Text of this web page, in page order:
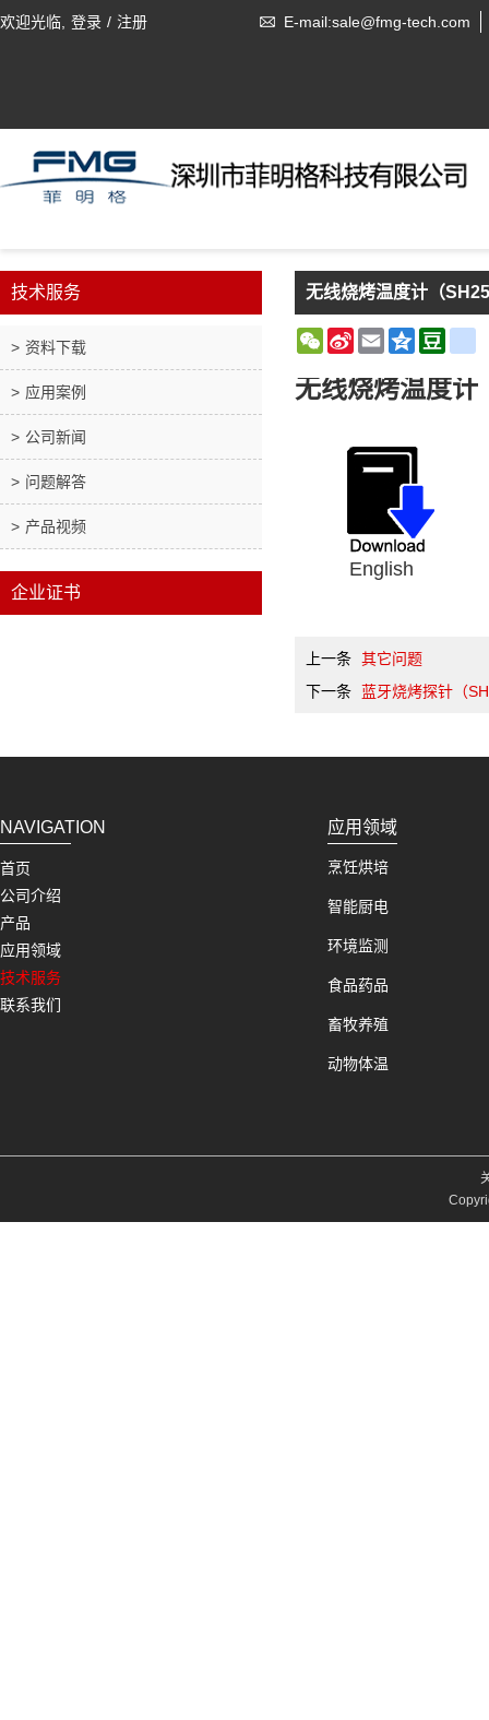
欢迎光临, 登录 / 注册 E-mail:sale@fmg-tech.com
技术服务
资料下载
应用案例
公司新闻
问题解答
产品视频
企业证书
无线烧烤温度计（
WeChat
Sina
Weibo
Email Qzone
无线烧烤温度计
English
上一条 其它问题
下一条 蓝牙烧烤探针（
NAVIGATION
首页
公司介绍
产品
应用领域
技术服务
联系我们
应用领域
烹饪烘培
智能厨电
环境监测
食品药品
畜牧养殖
动物体温